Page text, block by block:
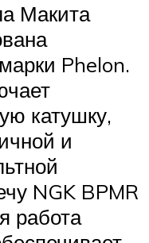
Макита
Phelon.
катушку,
и
NGK BPMR
работа